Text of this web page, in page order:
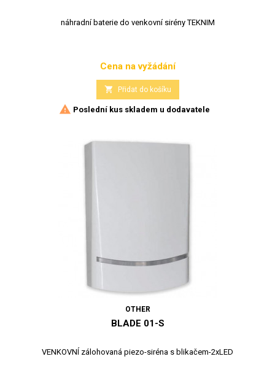
náhradní baterie do venkovní sirény TEKNIM
Cena
Cena na vyžádání
 Přidat do košíku
 Poslední kus skladem u dodavatele
OTHER
BLADE 01-S
VENKOVNÍ zálohovaná piezo-siréna s blikačem-2xLED